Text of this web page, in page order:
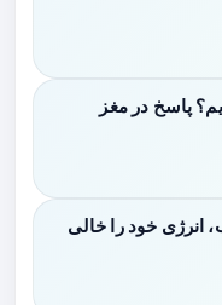
پاسخ در مغز
انرژی خود را خالی